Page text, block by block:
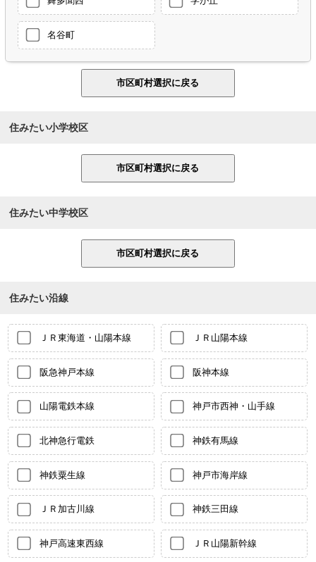
名谷町
住みたい小学校区
住みたい中学校区
住みたい沿線
ＪＲ東海道・山陽本線 ＪＲ山陽本線
阪急神戸本線 阪神本線
山陽電鉄本線 神戸市西神・山手線
北神急行電鉄 神鉄有馬線
神鉄粟生線 神戸市海岸線
ＪＲ加古川線 神鉄三田線
神戸高速東西線 ＪＲ山陽新幹線